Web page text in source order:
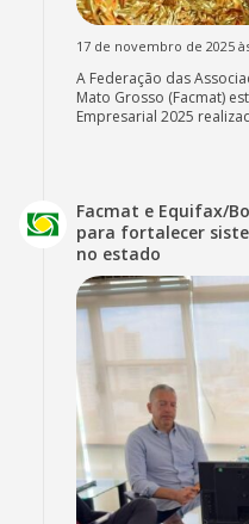
17 de novembro de 2025
A Federação das
Mato Grosso (Facmat)
Empresarial 2025
Facmat e Equifax/
para fortalecer
no estado